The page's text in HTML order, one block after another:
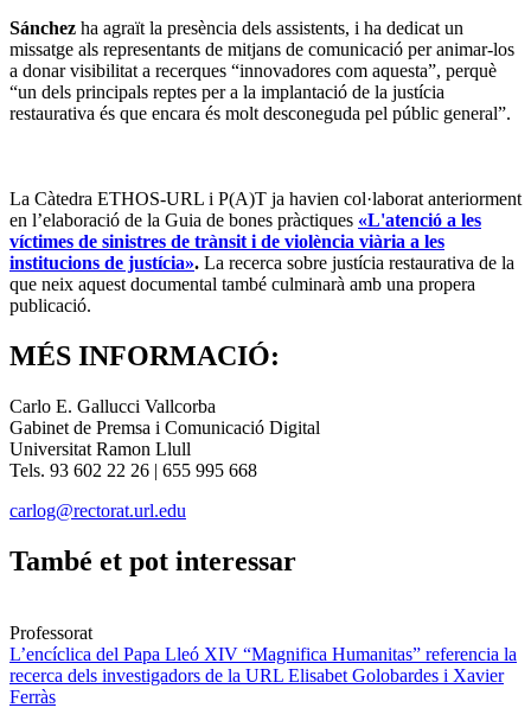
Sánchez ha agraït la presència dels assistents, i ha dedicat un
missatge als representants de mitjans de comunicació per animar-los
a donar visibilitat a recerques “innovadores com aquesta”, perquè
“un dels principals reptes per a la implantació de la justícia
restaurativa és que encara és molt desconeguda pel públic general”.
La Càtedra ETHOS-URL i P(A)T ja havien col·laborat anteriorment
en l’elaboració de la Guia de bones pràctiques «L'atenció a les
víctimes de sinistres de trànsit i de violència viària a les
institucions de justícia». La recerca sobre justícia restaurativa de la
que neix aquest documental també culminarà amb una propera
publicació.
MÉS INFORMACIÓ:
Carlo E. Gallucci Vallcorba
Gabinet de Premsa i Comunicació Digital
Universitat Ramon Llull
Tels. 93 602 22 26 | 655 995 668
carlog@rectorat.url.edu
També et pot interessar
Professorat
L’encíclica del Papa Lleó XIV “Magnifica Humanitas” referencia la
recerca dels investigadors de la URL Elisabet Golobardes i Xavier
Ferràs